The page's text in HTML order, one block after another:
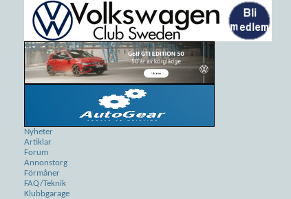
Nyheter
Artiklar
Forum
Annonstorg
Förmåner
FAQ/Teknik
Klubbgarage